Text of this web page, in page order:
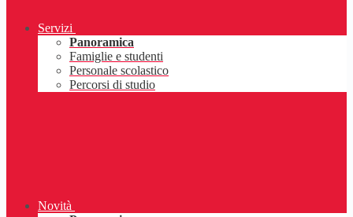
Servizi
Panoramica
Famiglie e studenti
Personale scolastico
Percorsi di studio
Novità